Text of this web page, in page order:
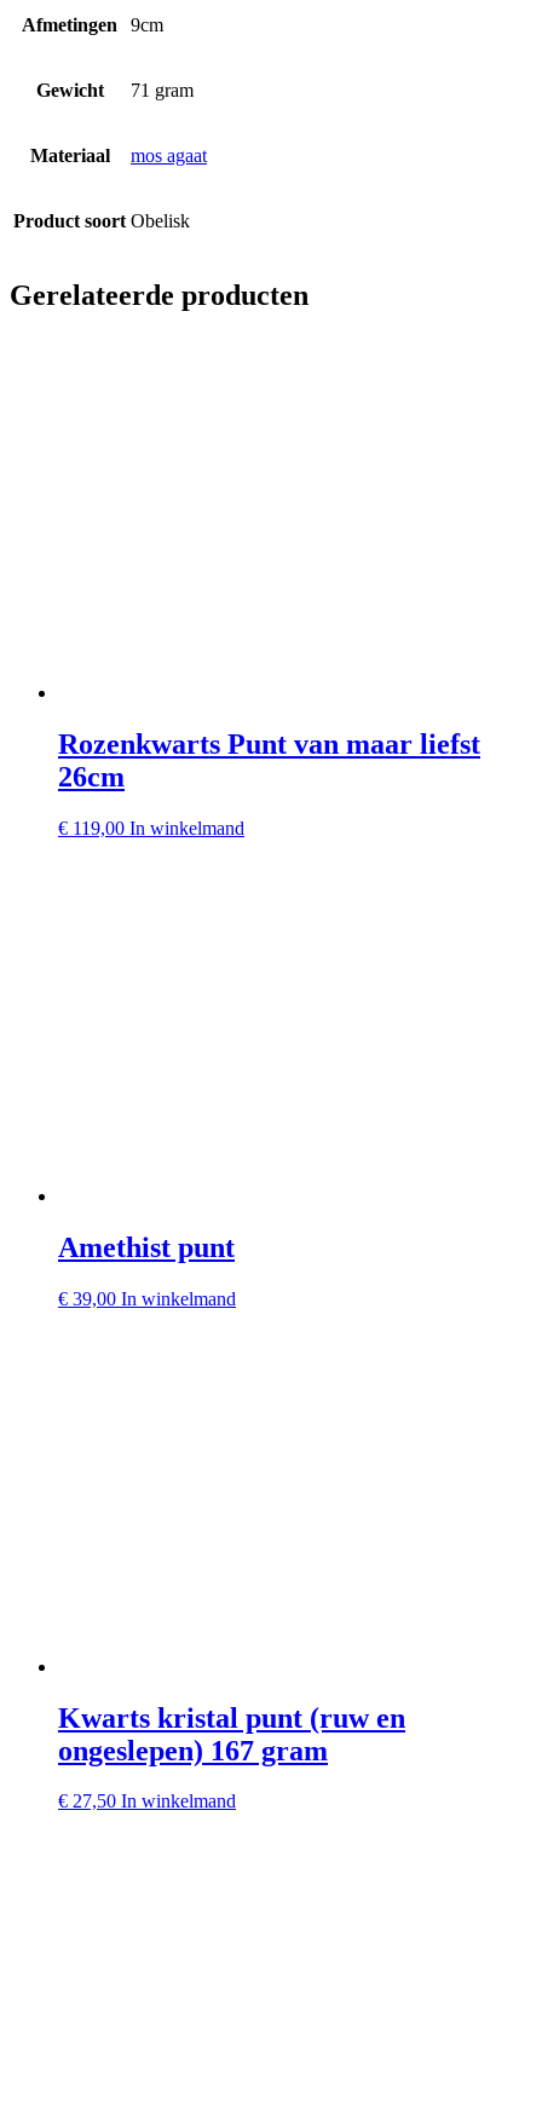
Afmetingen 9cm
Gewicht 71 gram
Materiaal mos agaat
Product soort Obelisk
Gerelateerde producten
Rozenkwarts Punt van maar liefst
26cm
€ 119,00 In winkelmand
Amethist punt
€ 39,00 In winkelmand
Kwarts kristal punt (ruw en
ongeslepen) 167 gram
€ 27,50 In winkelmand